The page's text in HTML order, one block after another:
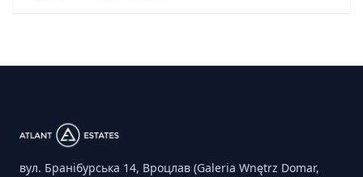
вул. Бранібурська 14, Вроцлав (Galeria Wnętrz Domar,